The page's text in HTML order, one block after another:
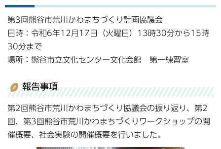
第3回熊谷市荒川かわまちづくり計画協議会
日時：令和6年12月17日（火曜日）13時30分から15時
30分まで
場所：熊谷市立文化センター文化会館 第一練習室
報告事項
第2回熊谷市荒川かわまちづくり協議会の振り返り、第2
回、第3回熊谷市荒川かわまちづくりワークショップの開
催概要、社会実験の開催概要を行いました。